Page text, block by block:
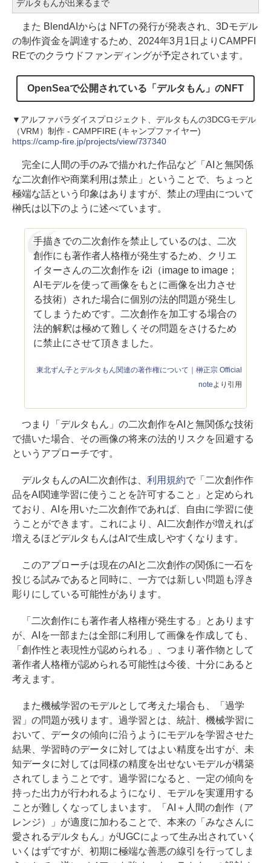
デルタもんが出来るまで
また BlendAIからは NFTの発行が発表され、3Dモデル
の制作資金を調達するため、2024年3月1日よりCAMPFI
REでのクラウドファンディングが予定されています。
OpenSeaで公開されている「デルタもん」のNFT
▼アルファパラダイスプロジェクト、デルタもんの3DCGモデル
（VRM）制作 - CAMPFIRE (キャンプファイヤー)
https://camp-fire.jp/projects/view/737340
完全に人間の手のみで描かれた作品など「AIと無関係
な二次創作や商業利用は禁止」ということで、ちょっと
極端な話という印象はありますが、禁止の理由について
榊氏は以下のように述べています。
手描きでの二次創作を禁止しているのは、二次
創作にも著作者人格権が発生するため、クリエ
イターさんの二次創作を i2i（image to image；
AIモデルを使って画像をもとに画像を出力させ
る技術）された場合に個別の法的問題が発生し
てしまうためです。二次創作を加工する場合の
法的解釈は極めて難しくその問題をさけるため
に禁止にさせて頂きました。
東北ずん子とデルタもん関連の著作権について｜榊正宗 Official
noteより引用
つまり「デルタもん」の二次創作をAIと無関係な技術
で描いた場合、その画像の将来の法的リスクを回避する
というアプローチです。
デルタもんのAI二次創作は、 利用規約で「二次創作作
品をAI関連学習に使うことを許可すること」と定められ
ており、AIを用いた二次創作であれば、自由に学習に使
うことができます。これにより、AI二次創作が増えれば
増えるほどデルタもんはAIで生成しやすくなります。
このアプローチは現在のAIと二次創作の関係に一石を
投じる試みであると同時に、一方では新しい問題も浮き
彫りにしている可能性があります。
「二次創作にも著作者人格権が発生する」とあります
が、AIを一部または全部に利用して画像を作成しても、
「創作性と表現性が認められる」、つまり著作物として
著作者人格権が認められる可能性は今後、十分にあると
考えます。
また機械学習のモデルとして考えた場合も、「過学
習」の問題が残ります。過学習とは、統計、機械学習に
おいて、データの傾向に沿うようにモデルを学習させた
結果、学習時のデータに対してはよい精度を出すが、未
知データに対しては同様の精度を出せないモデルが構築
されてしまうことです。過学習になると、一定の傾向を
持った出力が行われるようになり、モデルを実運用する
ことが難しくなってしまいます。「AI＋人間の創作（ア
レンジ）」が適度に加わることで、本来の「みなさんに
愛されるデルタもん」がUGCによって生み出されていく
いくはずですが、初期に極端な善悪の線引を行ってしま